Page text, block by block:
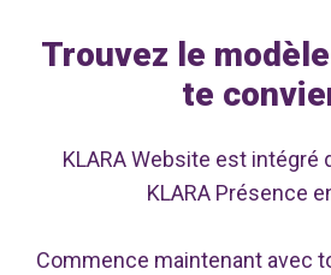
Trouvez le
te
KLARA Website est intégré
KLARA Présence
Commence maintenant avec